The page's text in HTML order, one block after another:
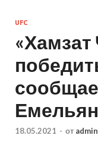
UFC
18.05.2021 - от admin